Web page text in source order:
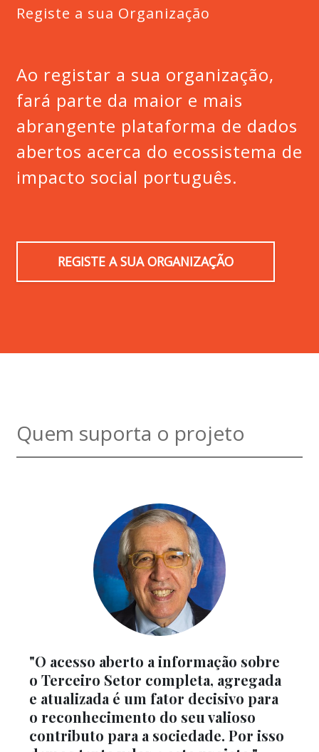
Registe a sua Organização
Ao registar a sua organização,
fará parte da maior e mais
abrangente plataforma de dados
abertos acerca do ecossistema de
impacto social português.
REGISTE A SUA ORGANIZAÇÃO
Quem suporta o projeto
"O acesso aberto a informação sobre
o Terceiro Setor completa, agregada
e atualizada é um fator decisivo para
o reconhecimento do seu valioso
contributo para a sociedade. Por isso